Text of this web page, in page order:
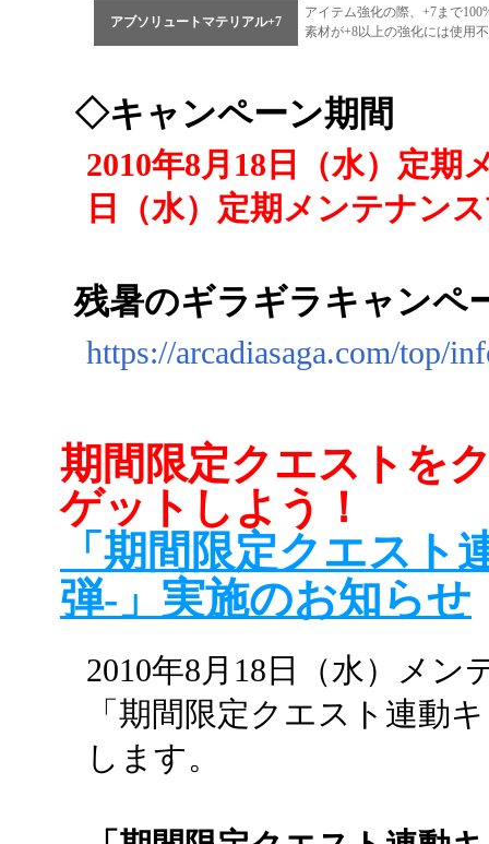
アブソリュートマテリアル+7
アイテム強化の際、+7まで
素材が+8以上の強化には使用
◇キャンペーン期間
2010年8月18日（水）定期
日（水）定期メンテナン
残暑のギラギラキャンペ
https://arcadiasaga.com/top/
期間限定クエストを
ゲットしよう！
「期間限定クエスト
弾-」実施のお知らせ
2010年8月18日（水）メン
「期間限定クエスト連動
します。